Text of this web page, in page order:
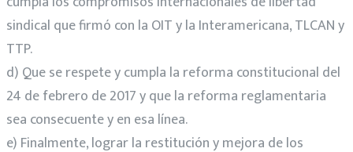
sindical que firmó con la OIT y la Interamericana, TLCAN y
TTP.
d) Que se respete y cumpla la reforma constitucional del
24 de febrero de 2017 y que la reforma reglamentaria
sea consecuente y en esa línea.
e) Finalmente, lograr la restitución y mejora de los